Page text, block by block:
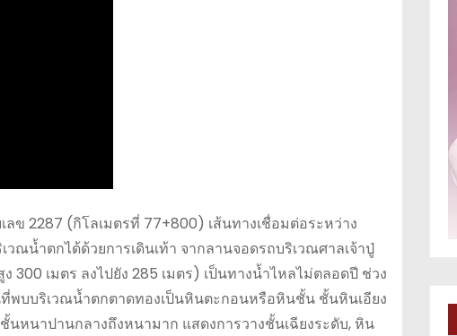
ข 2287 (กิโลเมตรที่ 77+800) เส้นทางเชื่อมต่อระหว่าง
ณน้ำตกได้ด้วยการเดินเท้า จากลานจอดรถบริเวณศาลเจ้าปู่
เมตร ลงไปยัง 285 เมตร) เป็นทางน้ำไหลไม่ตลอดปี ช่วง
พบบริเวณน้ำตกตาดทองเป็นหินตะกอนหรือหินชั้น ชั้นหินเอียง
หนาปานกลางถึงหนามาก แสดงการวางชั้นเฉียงระดับ, หิน